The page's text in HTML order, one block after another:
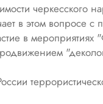
черкесского
в этом вопросе с
в